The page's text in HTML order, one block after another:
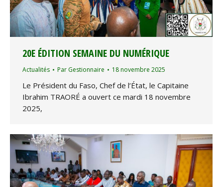
20E ÉDITION SEMAINE DU NUMÉRIQUE
Actualités Par Gestionnaire 18 novembre 2025
Le Président du Faso, Chef de l’État, le Capitaine
Ibrahim TRAORÉ a ouvert ce mardi 18 novembre
2025,